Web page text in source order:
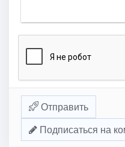
Отправить
Подписаться на